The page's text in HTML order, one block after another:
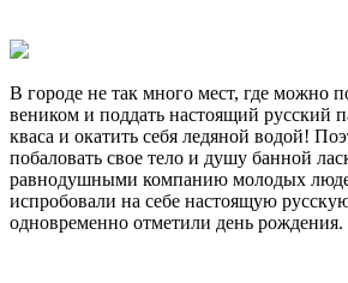
В городе не так много мест, где можно
веником и поддать настоящий русский
кваса и окатить себя ледяной водой!
побаловать свое тело и душу банной
равнодушными компанию молодых
испробовали на себе настоящую
одновременно отметили день рождения.